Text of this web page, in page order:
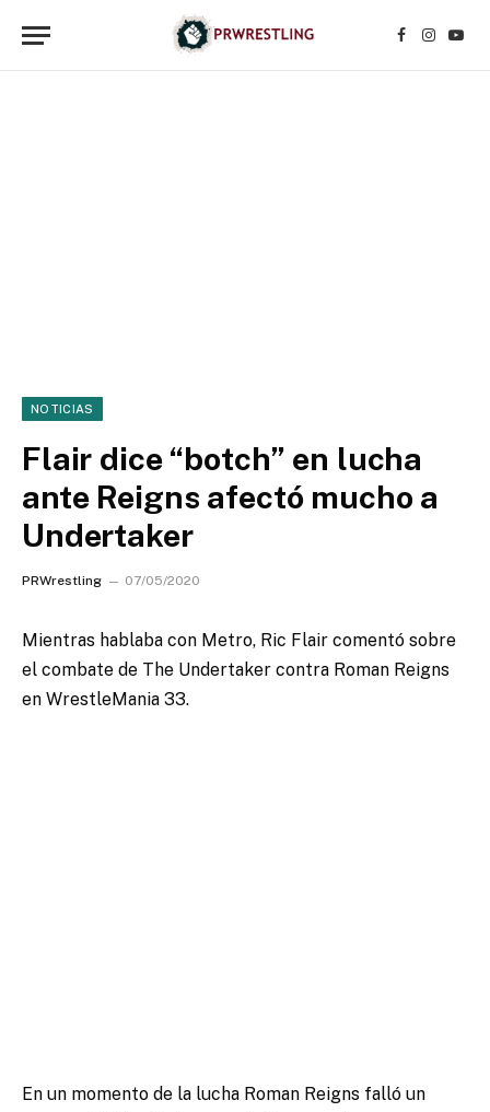
Facebook
NOTICIAS
Flair dice “botch” en lucha
ante Reigns afectó mucho a
Undertaker
PRWrestling 07/05/2020
Mientras hablaba con Metro, Ric Flair comentó sobre
el combate de The Undertaker contra Roman Reigns
en WrestleMania 33.
En un momento de la lucha Roman Reigns falló un